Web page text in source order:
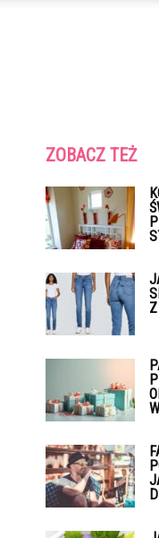
ZOBACZ TEŻ